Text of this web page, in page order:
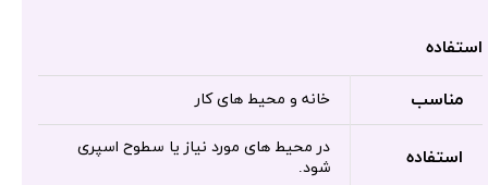
استفاده
مناسب خانه و محیط های کار
استفاده
در محیط های مورد نیاز یا سطوح اسپری
شود.